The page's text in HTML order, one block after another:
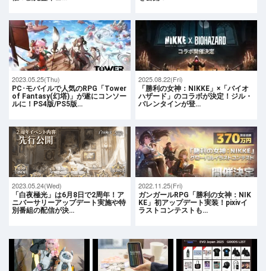
催！新光霊イェ…
を公開！
2023.05.25(Thu)
PC･モバイルで人気のRPG「Tower
of Fantasy(幻塔)」が遂にコンソー
ルに！PS4版/PS5版…
2025.08.22(Fri)
「勝利の女神：NIKKE」×「バイオ
ハザード」のコラボが決定！ジル・
バレンタインが登…
2023.05.24(Wed)
「白夜極光」は6月8日で2周年！ア
ニバーサリーアップデート実施や特
別番組の配信が決…
2022.11.25(Fri)
ガンガールRPG「勝利の女神：NIK
KE」初アップデート実装！pixivイ
ラストコンテストも…